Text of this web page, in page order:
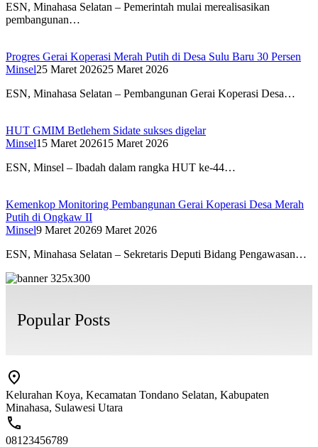
ESN, Minahasa Selatan – Pemerintah mulai merealisasikan
pembangunan…
Progres Gerai Koperasi Merah Putih di Desa Sulu Baru 30 Persen
Minsel25 Maret 202625 Maret 2026
ESN, Minahasa Selatan – Pembangunan Gerai Koperasi Desa…
HUT GMIM Betlehem Sidate sukses digelar
Minsel15 Maret 202615 Maret 2026
ESN, Minsel – Ibadah dalam rangka HUT ke-44…
Kemenkop Monitoring Pembangunan Gerai Koperasi Desa Merah
Putih di Ongkaw II
Minsel9 Maret 20269 Maret 2026
ESN, Minahasa Selatan – Sekretaris Deputi Bidang Pengawasan…
Popular Posts
Kelurahan Koya, Kecamatan Tondano Selatan, Kabupaten
Minahasa, Sulawesi Utara
08123456789